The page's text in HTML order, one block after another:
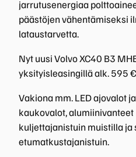
jarrutusenergiaa
päästöjen vähentämiseksi
lataustarvetta.
Nyt uusi Volvo XC40 B3
yksityisleasingillä alk. 595
Vakiona mm. LED ajovalot
kaukovalot,
kuljettajanistuin muistilla ja
etumatkustajanistuin.